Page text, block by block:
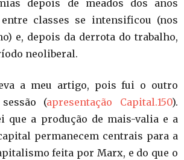
depois de meados dos anos
entre classes se intensificou (nos
e, depois da derrota do trabalho,
neoliberal.
a meu artigo, pois fui o outro
(apresentação Capital.150).
que a produção de mais-valia e a
permanecem centrais para a
feita por Marx, e do que o